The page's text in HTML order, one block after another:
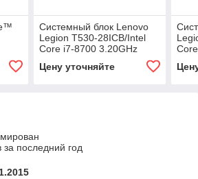
Системный блок Lenovo
Legion T530-28ICB/Intel
Core i7-8700 3.20GHz
Цену уточняйте
последний год